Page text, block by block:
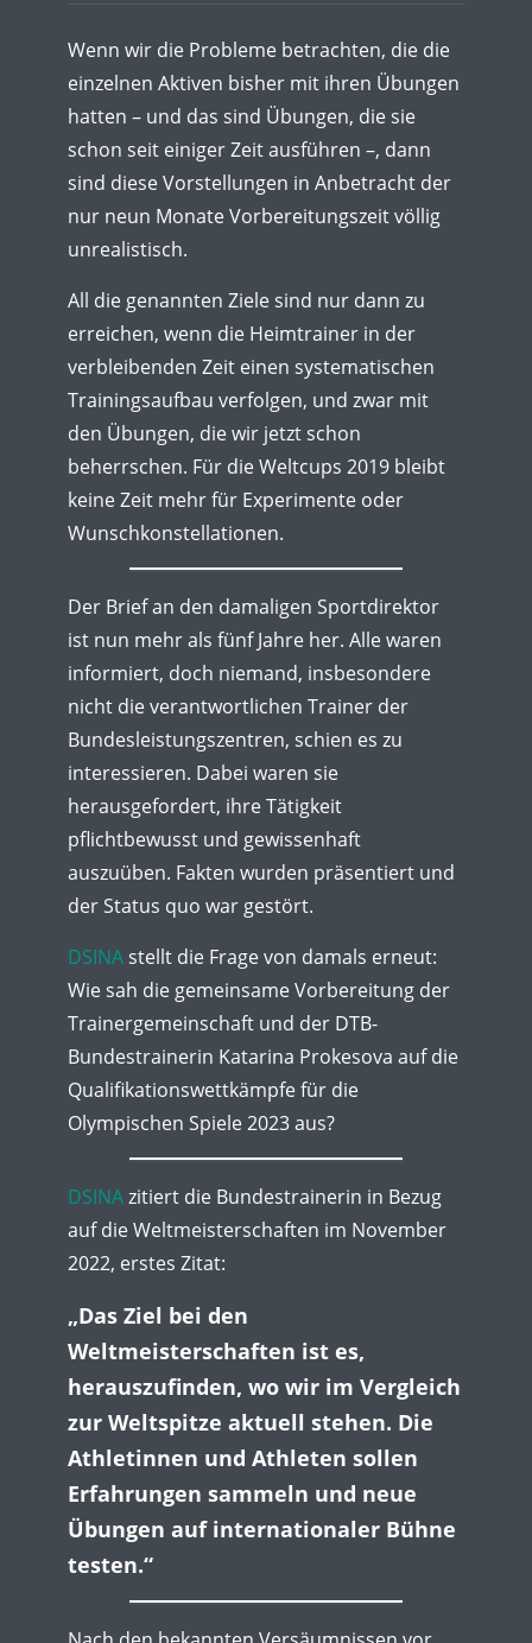
Wenn wir die Probleme betrachten, die die
einzelnen Aktiven bisher mit ihren Übungen
hatten – und das sind Übungen, die sie
schon seit einiger Zeit ausführen –, dann
sind diese Vorstellungen in Anbetracht der
nur neun Monate Vorbereitungszeit völlig
unrealistisch.
All die genannten Ziele sind nur dann zu
erreichen, wenn die Heimtrainer in der
verbleibenden Zeit einen systematischen
Trainingsaufbau verfolgen, und zwar mit
den Übungen, die wir jetzt schon
beherrschen. Für die Weltcups 2019 bleibt
keine Zeit mehr für Experimente oder
Wunschkonstellationen.
Der Brief an den damaligen Sportdirektor
ist nun mehr als fünf Jahre her. Alle waren
informiert, doch niemand, insbesondere
nicht die verantwortlichen Trainer der
Bundesleistungszentren, schien es zu
interessieren. Dabei waren sie
herausgefordert, ihre Tätigkeit
pflichtbewusst und gewissenhaft
auszuüben. Fakten wurden präsentiert und
der Status quo war gestört.
DSINAstellt die Frage von damals erneut:
Wie sah die gemeinsame Vorbereitung der
Trainergemeinschaft und der DTB-
Bundestrainerin Katarina Prokesova auf die
Qualifikationswettkämpfe für die
Olympischen Spiele 2023 aus?
DSINAzitiert die Bundestrainerin in Bezug
auf die Weltmeisterschaften im November
2022, erstes Zitat:
„Das Ziel bei den
Weltmeisterschaften ist es,
herauszufinden, wo wir im Vergleich
zur Weltspitze aktuell stehen. Die
Athletinnen und Athleten sollen
Erfahrungen sammeln und neue
Übungen auf internationaler Bühne
testen.“